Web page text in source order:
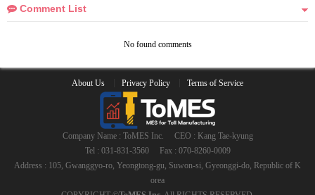
Comment List
No found comments
About Us Privacy Policy Terms of Service
Company Name : ToMES Inc.
CEO : Kang Tae-kyung
Tel : 031-831-3560
Fax : 070-8260-0009
Address : 105, Gwanggyo-ro, Yeongtong-gu, Suwon-si, Gyeonggi-do, Republic of K
orea